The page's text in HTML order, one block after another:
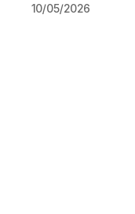
10/05/2026